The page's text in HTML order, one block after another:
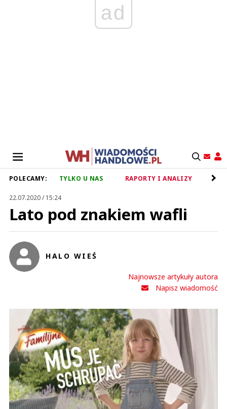
ad
POLECAMY: TYLKO U NAS RAPORTY I ANALIZY
22.07.2020 / 15:24
Lato pod znakiem wafli
HALO WIEŚ
Najnowsze artykuły autora
Napisz wiadomość